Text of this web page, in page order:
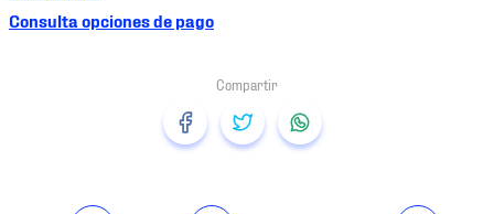
Consulta opciones de pago